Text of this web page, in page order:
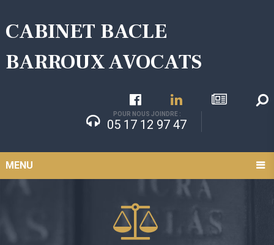
CABINET BACLE
BARROUX AVOCATS
POUR NOUS JOINDRE :
05 17 12 97 47
MENU